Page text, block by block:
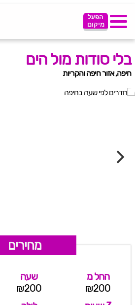
הפעל
מיקום
בלי סודות מול הים
חיפה, אזור חיפה והקריות
מחירים
החל מ
₪200
שעה
₪200